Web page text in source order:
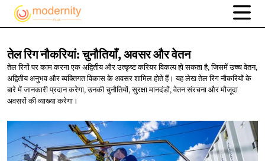
तेल रिग नौकरियां: चुनौतियाँ, अवसरऔर वेतन
तेल रिगों पर काम करना एक अद्वितीय और उत्कृष्ट करियर विकल्प हो सकता है, जिसमें उच्च वेतन,
अद्वितीय अनुभव और व्यक्तिगत विकास के अवसर शामिल होते हैं। यह लेख तेल रिग नौकरियों के
बारे में जानकारी प्रदान करेगा, उनकी चुनौतियों, सुरक्षा मानदंडों, वेतन संरचना और मौजूदा
अवसरों की व्याख्या करेगा।